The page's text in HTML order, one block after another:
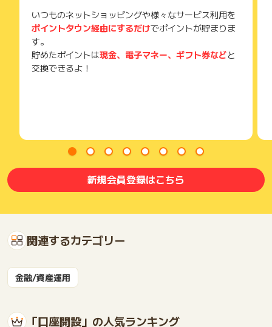
※ポイント付与時点で口座を解約している場合
※スポンサーに正常なお申込でないと判断された場合
※お申込後、店頭での口座開設手続となった場合
※海外のIPアドレスからのアクセス
※不備・不正・虚偽・重複・いたずら・キャンセル
※その他お申込内容に不備がある場合
桁】の問い合わせ時番号が必須となります。
※お申込の前には、トラッキング設定のご確認をお願いいたしま
※ポイントに関するお問い合わせは、ポイントタウンのサポート
までお問い合わせください。ポイントについて、広告主に直接
お問い合わせをした場合、ポイント獲得対象外となる場合がご
■選べる特典も充実！
自分の生活に合った特典を毎月1つ選べちゃう！
①給与や年金を受け取るだけで、毎月200ポイント！
→1年で2,400ポイントも貯まる！
②預金が1万円以上なら100ポイント！
三井住友カード（NL）の還元率0.5％と比べて、Oliveなら還元
率が最大＋1％アップする特典が選べるのが魅力！
ポイントがどんどん貯まる仕組みです。
Oliveアカウントがあれば、「ATMでの手数料節約」「毎月ポ
す。
お金の管理をお得に楽しく変えるなら、Oliveで決まり！
■ 基本のメリット
・三井住友銀行本支店ATMが24時間いつでも手数料無料！
・SMBCダイレクトでの他行あての振込手数料が月3回タダ！
★家賃や仕送りだって、これなら毎月ムダなお金を払わなく
いつものネットショッピングや様々なサービス利用を
ポイントタウン経由にするだけでポイントが貯まりま
す。
貯めたポイントは現金、電子マネー、ギフト券などと
交換できるよ！
新規会員登録はこちら
関連するカテゴリー
金融/資産運用
「口座開設」の人気ランキング